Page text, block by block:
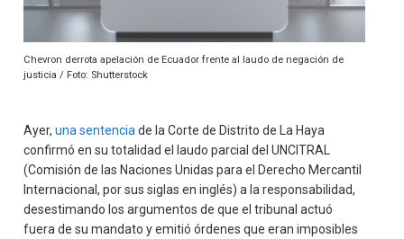
Chevron derrota apelación de Ecuador frente al laudo de negación de
justicia / Foto: Shutterstock
Ayer,una sentencia de la Corte de Distrito de La Haya
confirmó en su totalidad el laudo parcial del UNCITRAL
(Comisión de las Naciones Unidas para el Derecho Mercantil
Internacional, por sus siglas en inglés) a la responsabilidad,
desestimando los argumentos de que el tribunal actuó
fuera de su mandato y emitió órdenes que eran imposibles